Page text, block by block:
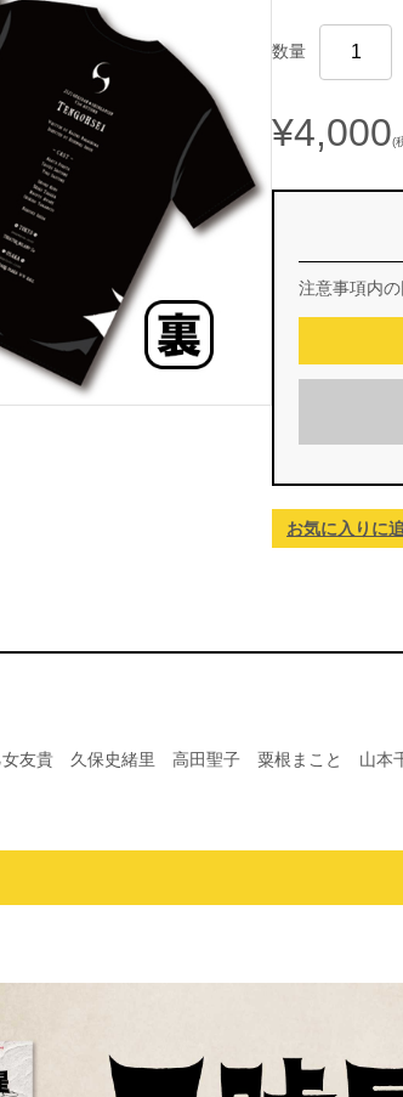
数量
¥4,000(
注意事項内
お気に入りに
友貴 久保史緒里 高田聖子 粟根まこと 山本